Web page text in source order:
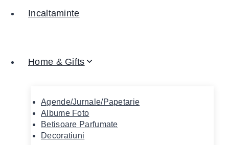
Incaltaminte
Home & Gifts
Agende/Jurnale/Papetarie
Albume Foto
Betisoare Parfumate
Decoratiuni